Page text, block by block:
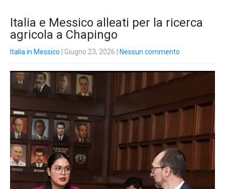
Italia e Messico alleati per la ricerca
agricola a Chapingo
Italia in Messico | Giugno 23, 2026 Nessun commento